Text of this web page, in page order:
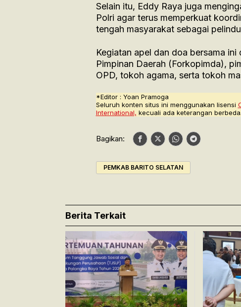
Selain itu, Eddy Raya juga
Polri agar terus memperkuat
tengah masyarakat sebagai
Kegiatan apel dan doa bersama
Pimpinan Daerah (Forkopimda),
OPD, tokoh agama, serta tokoh
*Editor : Yoan Pramoga
Seluruh konten situs ini menggunakan lisensi
International, kecuali ada keterangan berbeda.
Bagikan:
PEMKAB BARITO SELATAN
Berita Terkait